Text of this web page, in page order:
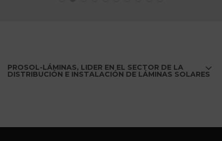
PROSOL-LÁMINAS, LIDER EN EL SECTOR DE LA
DISTRIBUCIÓN E INSTALACIÓN DE LÁMINAS SOLARES